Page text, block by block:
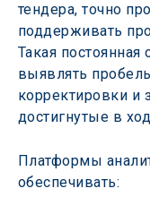
тендера, точно
поддерживать
Такая
выявлять
корректировки и
достигнутые в
Платформы
обеспечивать: